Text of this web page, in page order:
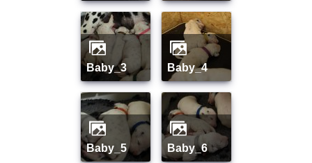
baby_3 baby_4
baby_5 baby_6